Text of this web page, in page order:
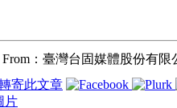
From：臺灣台固媒體股份有限